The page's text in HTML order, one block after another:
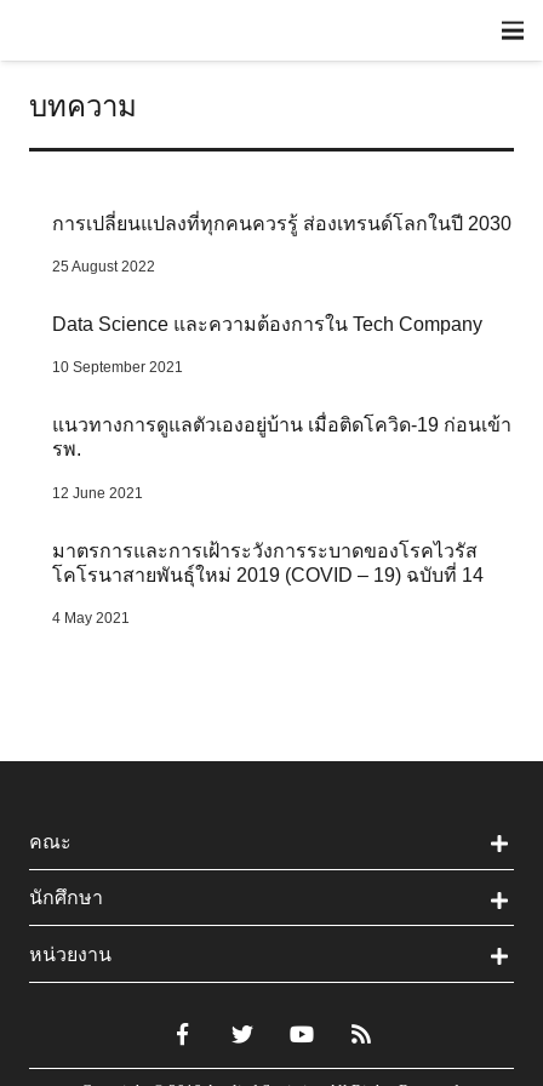
บทความ
การเปลี่ยนแปลงที่ทุกคนควรรู้ ส่องเทรนด์โลกในปี 2030
25 August 2022
Data Science และความต้องการใน Tech Company
10 September 2021
แนวทางการดูแลตัวเองอยู่บ้าน เมื่อติดโควิด-19 ก่อนเข้า
รพ.
12 June 2021
มาตรการและการเฝ้าระวังการระบาดของโรคไวรัส
โคโรนาสายพันธุ์ใหม่ 2019 (COVID – 19) ฉบับที่ 14
4 May 2021
คณะ
นักศึกษา
หน่วยงาน